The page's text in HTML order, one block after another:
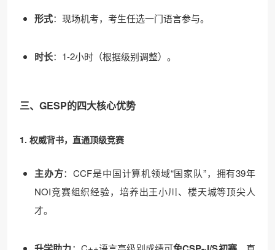
形式：现场机考，考生任选一门语言参与。
时长：1-2小时（根据级别调整）。
三、GESP的四大核心优势
1. 权威背书，直通顶级竞赛
主办方：CCF是中国计算机领域“国家队”，拥有39年
NOI竞赛组织经验，培养出王小川、楼天城等顶尖人
才。